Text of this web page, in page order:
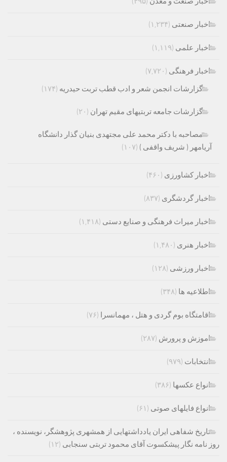
اخبار صنعتی (۱,۲۳۴)
اخبار علمی (۱,۱۱۹)
اخبار فرهنگی (۷,۷۲۰)
گزارشات انجمن شعر و ادب قطب تربت حیدریه (۱۷۴)
گزارشات جامعه تربتیهای مقیم تهران (۲۰)
مصاحبه با دکتر محمد علی مجتهدی بنیان گذار دانشگاه
آریامهر ( شریف واقفی ) (۱۰۷)
اخبار کشاورزی (۴۶۰)
اخبار گردشگری (۸۳۷)
اخبار میراث فرهنگی و صنایع دستی (۱,۴۱۸)
اخبار هنری (۱,۴۸۰)
اخبار ورزشی (۱۲۸)
اطلاعیه ها (۳۴۸)
اقامتگاه بوم گردی و هتل ، مهمانسرا (۷۶)
اموزش و پرورش (۲۸۷)
انتخابات (۹۷۹)
انواع عکسها (۳۸۶)
انواع فایلهای صوتی (۶۱)
تاریخ شفاهی ایران یادداشتهایی از همشهری پژوهشگر، نویسنده ،
روز نامه نگار پیشکسوت آقای محمود تربتی سنجابی (۱۲)